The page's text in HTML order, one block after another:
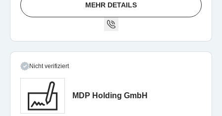
MEHR DETAILS
Nicht verifiziert
MDP Holding GmbH